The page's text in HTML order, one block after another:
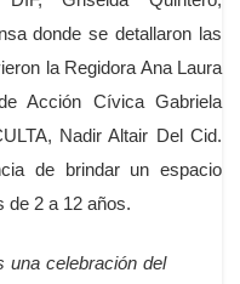
donde se detallaron las
la Regidora Ana Laura
Acción Cívica Gabriela
Nadir Altair Del Cid.
de brindar un espacio
de 2 a 12 años.
una celebración del